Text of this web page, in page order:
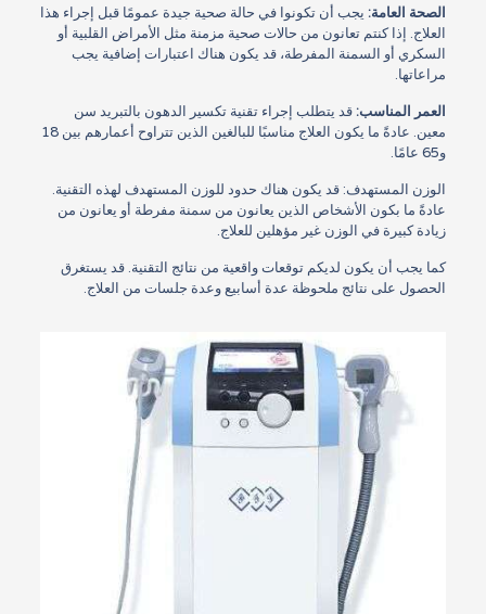
الصحة العامة: يجب أن تكونوا في حالة صحية جيدة عمومًا قبل إجراء هذا
العلاج. إذا كنتم تعانون من حالات صحية مزمنة مثل الأمراض القلبية أو
السكري أو السمنة المفرطة، قد يكون هناك اعتبارات إضافية يجب
مراعاتها.
العمر المناسب: قد يتطلب إجراء تقنية تكسير الدهون بالتبريد سن
معين. عادةً ما يكون العلاج مناسبًا للبالغين الذين تتراوح أعمارهم بين 18
و65 عامًا.
الوزن المستهدف: قد يكون هناك حدود للوزن المستهدف لهذه التقنية.
عادةً ما بكون الأشخاص الذين يعانون من سمنة مفرطة أو يعانون من
زيادة كبيرة في الوزن غير مؤهلين للعلاج.
كما يجب أن يكون لديكم توقعات واقعية من نتائج التقنية. قد يستغرق
الحصول على نتائج ملحوظة عدة أسابيع وعدة جلسات من العلاج.